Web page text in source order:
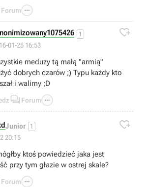
Forum 
1
01-25 16:53

meduzy tą małą "armią"
dobrych czarów ;) Typu każdy kto
i walimy ;D
 Forum 
Junior 1
20:15

ktoś powiedzieć jaka jest
przy tym głazie w ostrej skale?
Forum 